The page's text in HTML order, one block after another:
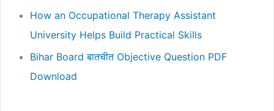
How an Occupational Therapy Assistant
University Helps Build Practical Skills
Bihar Board बातचीत Objective Question PDF
Download